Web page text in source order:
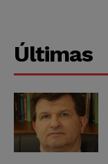
Últimas